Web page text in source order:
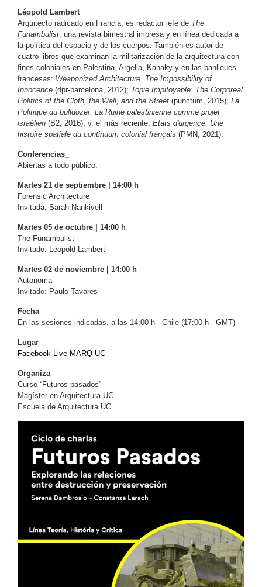
Léopold Lambert
Arquitecto radicado en Francia, es redactor jefe de The
Funambulist , una revista bimestral impresa y en línea dedicada a
la política del espacio y de los cuerpos. También es autor de
cuatro libros que examinan la militarización de la arquitectura con
fines coloniales en Palestina, Argelia, Kanaky y en las banlieues
francesas: Weaponized Architecture: The Impossibility of
Innocence (dpr-barcelona, 2012); Topie Impitoyable: The Corporeal
Politics of the Cloth, the Wall, and the Street (punctum, 2015); La
Politique du bulldozer: La Ruine palestinienne comme projet
israélien (B2, 2016); y, el más reciente, Etats d'urgence: Une
histoire spatiale du continuum colonial français (PMN, 2021).
Conferencias_
Abiertas a todo público.
Martes 21 de septiembre | 14:00 h
Forensic Architecture
Invitada: Sarah Nankivell
Martes 05 de octubre | 14:00 h
The Funambulist
Invitado: Léopold Lambert
Martes 02 de noviembre | 14:00 h
Autonoma
Invitado: Paulo Tavares
Fecha_
En las sesiones indicadas, a las 14:00 h - Chile (17:00 h - GMT)
Lugar_
Facebook Live MARQ UC
Organiza_
Curso “Futuros pasados”
Magíster en Arquitectura UC
Escuela de Arquitectura UC